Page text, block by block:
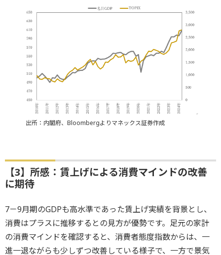
出所：内閣府、Bloombergよりマネックス証券作成
【3】所感：賃上げによる消費マインドの改善
に期待
7－9月期のGDPも高水準であった賃上げ実績を背景とし、
消費はプラスに推移するとの見方が優勢です。足元の家計
の消費マインドを確認すると、消費者態度指数からは、一
進一退ながらも少しずつ改善している様子で、一方で景気